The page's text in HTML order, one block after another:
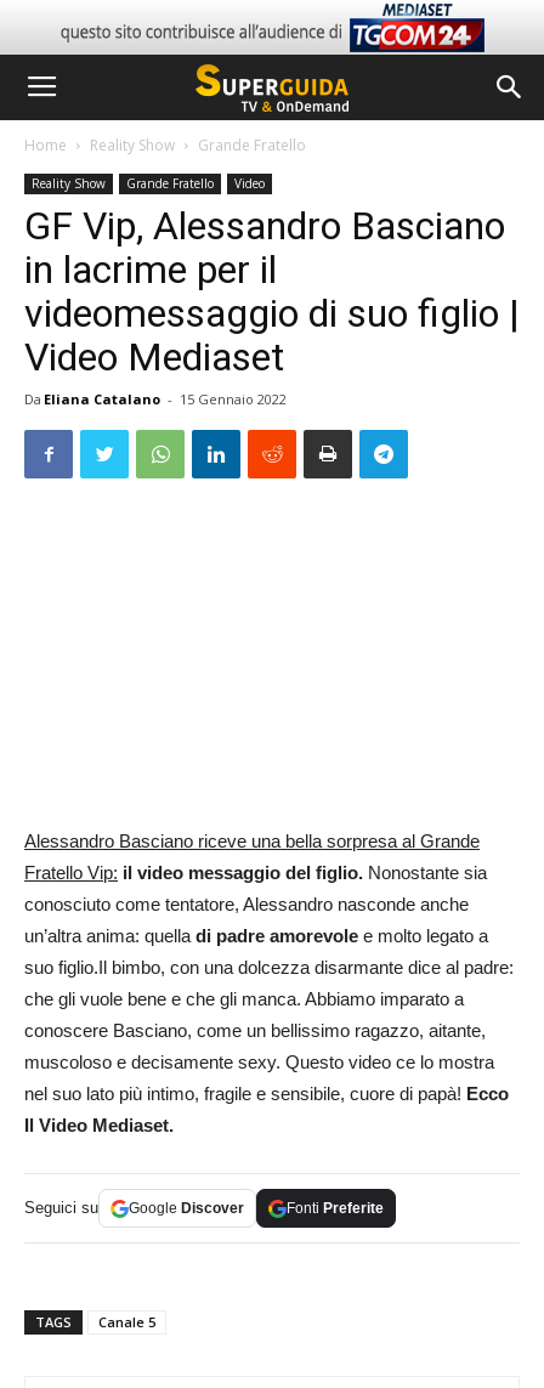
Home Reality Show Grande Fratello
Reality Show Grande Fratello Video
GF Vip, Alessandro Basciano
in lacrime per il
videomessaggio di suo figlio |
Video Mediaset
Da Eliana Catalano - 15 Gennaio 2022
Alessandro Basciano riceve una bella sorpresa al Grande
Fratello Vip: il video messaggio del figlio. Nonostante sia
conosciuto come tentatore, Alessandro nasconde anche
un’altra anima: quelladi padre amorevole e molto legato a
suo figlio.Il bimbo, con una dolcezza disarmante dice al padre:
che gli vuole bene e che gli manca. Abbiamo imparato a
conoscere Basciano, come un bellissimo ragazzo, aitante,
muscoloso e decisamente sexy. Questo video ce lo mostra
nel suo lato più intimo, fragile e sensibile, cuore di papà! Ecco
Il Video Mediaset.
Seguici su Google Discover Fonti Preferite
TAGS Canale 5